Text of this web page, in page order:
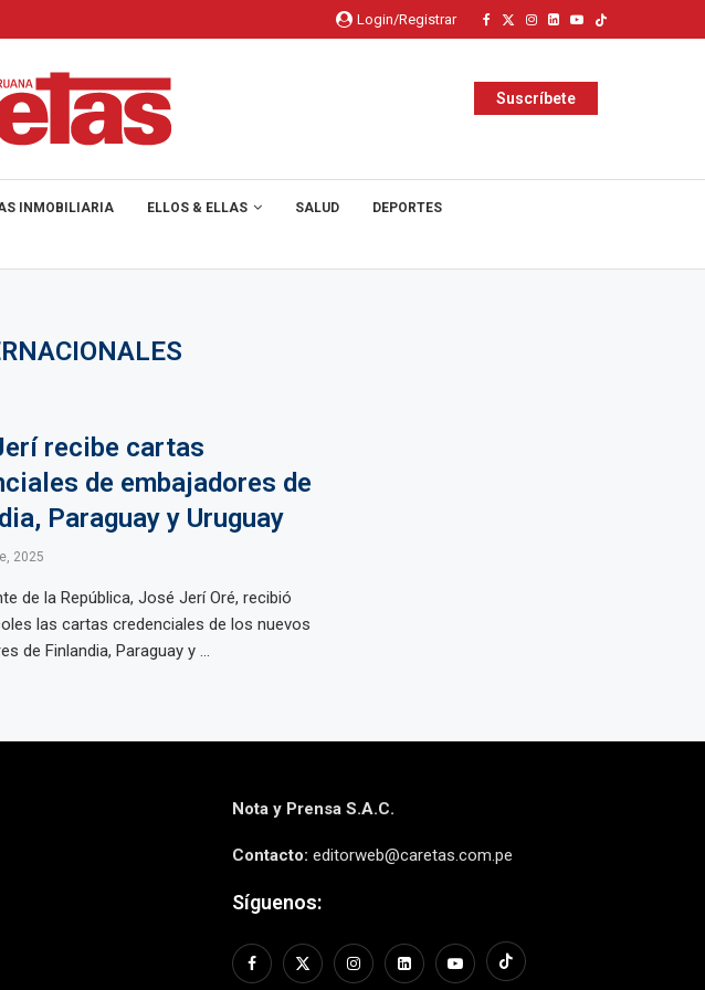
Login/Registrar
Suscríbete
INMOBILIARIA ELLOS & ELLAS SALUD DEPORTES
recibe cartas
de embajadores de
Paraguay y Uruguay
2025
de la República, José Jerí Oré, recibió
las cartas credenciales de los nuevos
de Finlandia, Paraguay y ...
Nota y Prensa S.A.C.
Contacto: editorweb@caretas.com.pe
Síguenos: